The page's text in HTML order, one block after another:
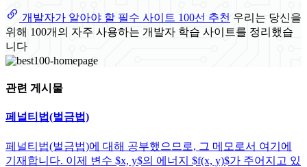
개발자가 알아야 할 필수 사이트 100선 추천 우리는 당신을
위해 100개의 자주 사용하는 개발자 학습 사이트를 정리했습
니다
관련 게시물
페널티법(벌금법)
페널티법(벌금법)에 대해 공부했으므로, 그 메모로서 여기에
기재합니다. 이제 변수 $x, y$의 에너지 $f(x, y)$가 주어지고 있